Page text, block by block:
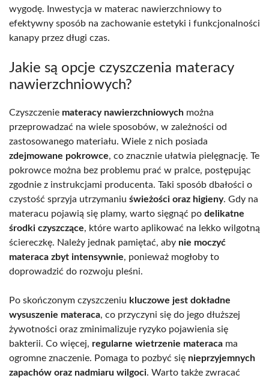
wygodę. Inwestycja w materac nawierzchniowy to
efektywny sposób na zachowanie estetyki i funkcjonalności
kanapy przez długi czas.
Jakie są opcje czyszczenia materacy
nawierzchniowych?
Czyszczenie materacy nawierzchniowych można
przeprowadzać na wiele sposobów, w zależności od
zastosowanego materiału. Wiele z nich posiada
zdejmowane pokrowce, co znacznie ułatwia pielęgnację. Te
pokrowce można bez problemu prać w pralce, postępując
zgodnie z instrukcjami producenta. Taki sposób dbałości o
czystość sprzyja utrzymaniu świeżości oraz higieny. Gdy na
materacu pojawią się plamy, warto sięgnąć po delikatne
środki czyszczące, które warto aplikować na lekko wilgotną
ściereczkę. Należy jednak pamiętać, aby nie moczyć
materaca zbyt intensywnie, ponieważ mogłoby to
doprowadzić do rozwoju pleśni.
Po skończonym czyszczeniu kluczowe jest dokładne
wysuszenie materaca, co przyczyni się do jego dłuższej
żywotności oraz zminimalizuje ryzyko pojawienia się
bakterii. Co więcej, regularne wietrzenie materaca ma
ogromne znaczenie. Pomaga to pozbyć się nieprzyjemnych
zapachów oraz nadmiaru wilgoci. Warto także zwracać